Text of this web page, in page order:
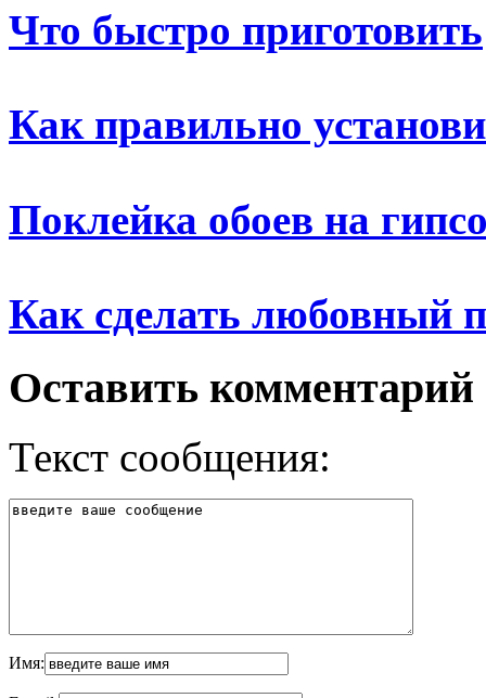
Что быстро приготовить
Как правильно
Поклейка обоев на
Как сделать любовный
Оставить комментарий
Текст сообщения:
Имя: